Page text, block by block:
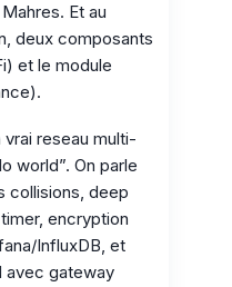
Et au
deux composants
et le module
reseau multi-
world”. On parle
collisions, deep
encryption
InfluxDB, et
avec gateway